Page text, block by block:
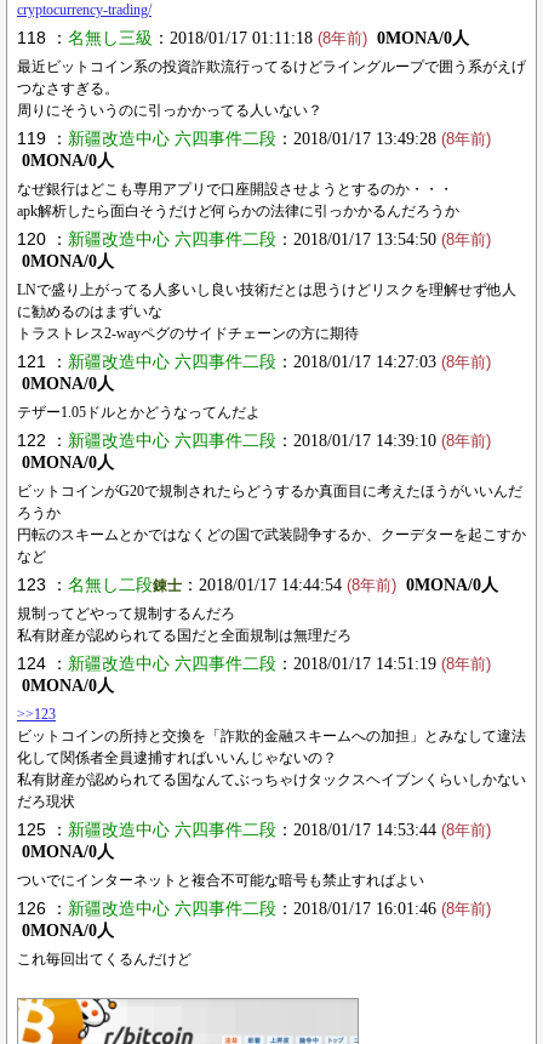
cryptocurrency-trading/
118 ： 名無し三級 ：2018/01/17 01:11:18 (8年前) 0MONA/0人
最近ビットコイン系の投資詐欺流行ってるけどライングループで囲う系がえげ
つなさすぎる。
周りにそういうのに引っかかってる人いない？
119 ： 新疆改造中心 六四事件二段 ：2018/01/17 13:49:28 (8年前)
0MONA/0人
なぜ銀行はどこも専用アプリで口座開設させようとするのか・・・
apk解析したら面白そうだけど何らかの法律に引っかかるんだろうか
120 ： 新疆改造中心 六四事件二段 ：2018/01/17 13:54:50 (8年前)
0MONA/0人
LNで盛り上がってる人多いし良い技術だとは思うけどリスクを理解せず他人
に勧めるのはまずいな
トラストレス2-wayペグのサイドチェーンの方に期待
121 ： 新疆改造中心 六四事件二段 ：2018/01/17 14:27:03 (8年前)
0MONA/0人
テザー1.05ドルとかどうなってんだよ
122 ： 新疆改造中心 六四事件二段 ：2018/01/17 14:39:10 (8年前)
0MONA/0人
ビットコインがG20で規制されたらどうするか真面目に考えたほうがいいんだ
ろうか
円転のスキームとかではなくどの国で武装闘争するか、クーデターを起こすか
など
123 ： 名無し二段錬士 ：2018/01/17 14:44:54 (8年前) 0MONA/0人
規制ってどやって規制するんだろ
私有財産が認められてる国だと全面規制は無理だろ
124 ： 新疆改造中心 六四事件二段 ：2018/01/17 14:51:19 (8年前)
0MONA/0人
>>123
ビットコインの所持と交換を「詐欺的金融スキームへの加担」とみなして違法
化して関係者全員逮捕すればいいんじゃないの？
私有財産が認められてる国なんてぶっちゃけタックスヘイブンくらいしかない
だろ現状
125 ： 新疆改造中心 六四事件二段 ：2018/01/17 14:53:44 (8年前)
0MONA/0人
ついでにインターネットと複合不可能な暗号も禁止すればよい
126 ： 新疆改造中心 六四事件二段 ：2018/01/17 16:01:46 (8年前)
0MONA/0人
これ毎回出てくるんだけど